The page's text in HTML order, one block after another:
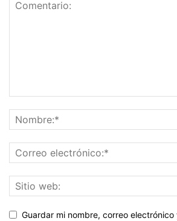
Guardar mi nombre, correo